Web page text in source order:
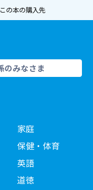
この本の購入先
のみなさま
家庭
保健・体育
英語
道徳